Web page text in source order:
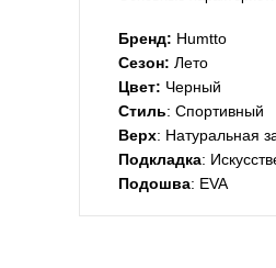
Бренд: Humtto
Сезон: Лето
Цвет: Черный
Стиль: Спортивный
Верх: Натуральная
Подкладка:
Подошва: EVA